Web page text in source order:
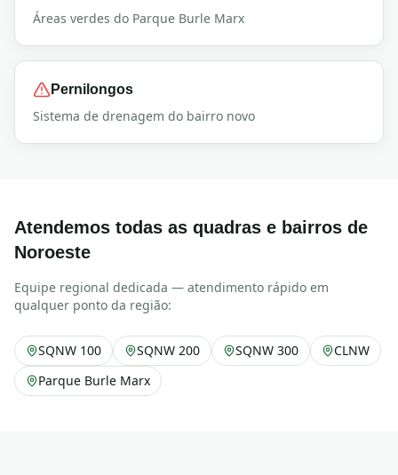
Áreas verdes do Parque Burle Marx
Pernilongos
Sistema de drenagem do bairro novo
Atendemos todas as quadras e bairros de
Noroeste
Equipe regional dedicada — atendimento rápido em
qualquer ponto da região:
SQNW 100 SQNW 200 SQNW 300
CLNW
Parque Burle Marx